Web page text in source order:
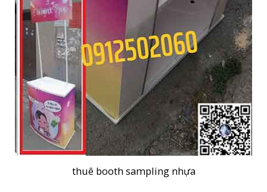
thuê booth sampling nhựa